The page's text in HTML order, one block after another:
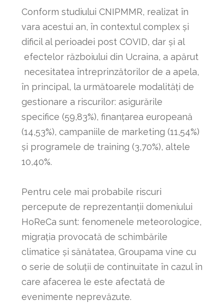
Conform studiului CNIPMMR, realizat în
vara acestui an, în contextul complex și
dificil al perioadei post COVID, dar și al
efectelor războiului din Ucraina, a apărut
necesitatea întreprinzătorilor de a apela,
în principal, la următoarele modalități de
gestionare a riscurilor: asigurările
specifice (59,83%), finanțarea europeană
(14,53%), campaniile de marketing (11,54%)
şi programele de training (3,70%), altele
10,40%.
Pentru cele mai probabile riscuri
percepute de reprezentanții domeniului
HoReCa sunt: fenomenele meteorologice,
migrația provocată de schimbările
climatice și sănătatea, Groupama vine cu
o serie de soluții de continuitate în cazul în
care afacerea le este afectată de
evenimente neprevăzute.